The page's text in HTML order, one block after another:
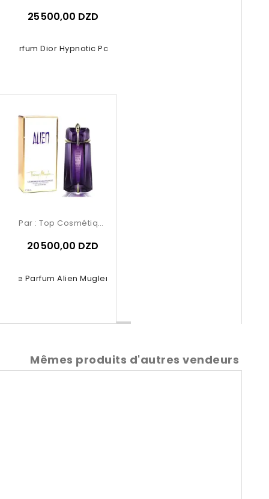
Parfum Dior Hypnotic Poison 50ml
25 500,00 DZD
De Parfum Alien Mugler 90ml
Par : Top Cosmétiques
20 500,00 DZD
Mêmes produits d'autres vendeurs